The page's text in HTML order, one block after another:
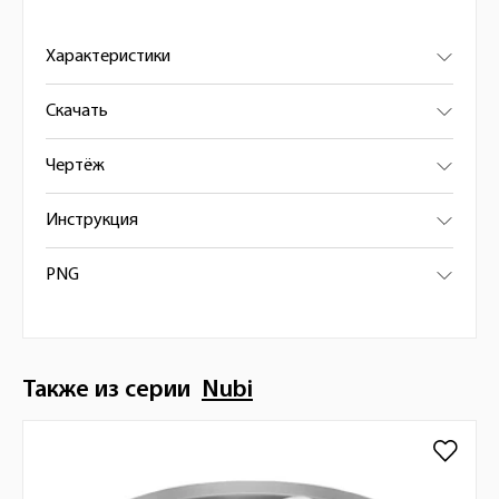
Характеристики
Скачать
Чертёж
Инструкция
PNG
Также из серии Nubi